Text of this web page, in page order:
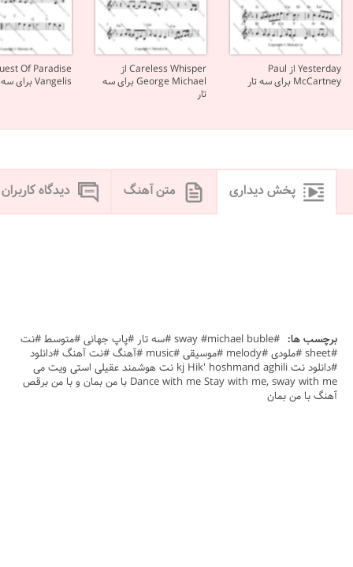
Yesterday از Paul
McCartney برای سه تار
Careless Whisper از
George Michael برای سه
تار
Vangelis برای سه تار
پخش دیداری متن آهنگ دیدگاه کاربران
برچسب ها:
#sway #michael buble #سه تار #پاپ جهانی #متوسط #نت
#sheet #ملودی #melody #موسیقی #music #آهنگ #نت آهنگ #دانلود
#دانلود نت kj Hik' hoshmand aghili نت هوشمند عقیلی استی ویت می
Dance with me Stay with me, sway with me با من بمان و با من برقص
آهنگ با من بمان